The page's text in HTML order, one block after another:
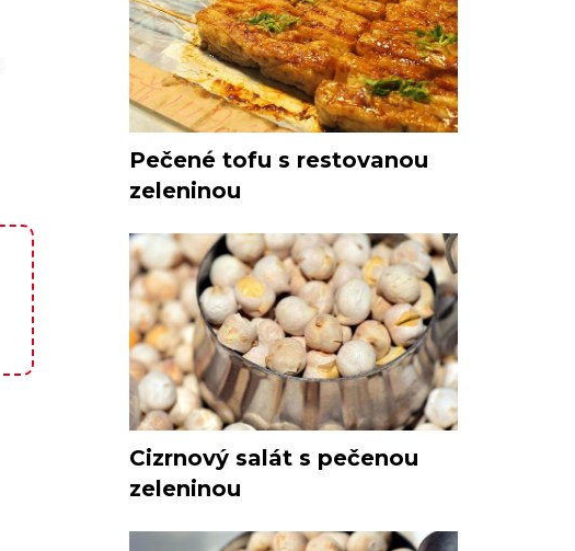
Pečené tofu s restovanou
zeleninou
Cizrnový salát s pečenou
zeleninou